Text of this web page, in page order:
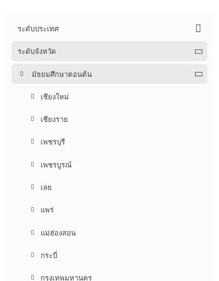
ระดับประเทศ
ระดับจังหวัด
มัธยมศึกษาตอนต้น
เชียงใหม่
เชียงราย
เพชรบุรี
เพชรบูรณ์
เลย
แพร่
แม่ฮ่องสอน
กระบี่
กรุงเทพมหานคร